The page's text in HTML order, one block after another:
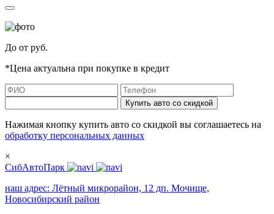
До от руб.
*Цена актуальна при покупке в кредит
Купить авто со скидкой
Нажимая кнопку купить авто со скидкой вы соглашаетесь на
обработку персональных данных
×
СибАвтоПарк
наш адрес: Лётный микрорайон, 12 дп. Мочище,
Новосибирский район